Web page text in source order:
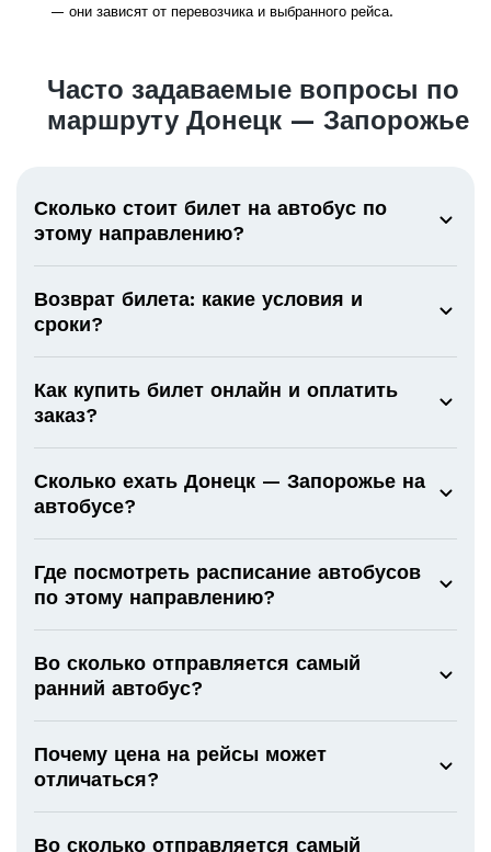
— они зависят от перевозчика и выбранного рейса.
Часто задаваемые вопросы по
маршруту Донецк — Запорожье
Сколько стоит билет на автобус по
этому направлению?
Возврат билета: какие условия и
сроки?
Как купить билет онлайн и оплатить
заказ?
Сколько ехать Донецк — Запорожье на
автобусе?
Где посмотреть расписание автобусов
по этому направлению?
Во сколько отправляется самый
ранний автобус?
Почему цена на рейсы может
отличаться?
Во сколько отправляется самый